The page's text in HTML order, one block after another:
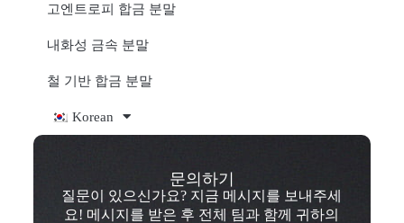
고엔트로피 합금 분말
내화성 금속 분말
철 기반 합금 분말
Korean
문의하기
질문이 있으신가요? 지금 메시지를 보내주세
요! 메시지를 받은 후 전체 팀과 함께 귀하의